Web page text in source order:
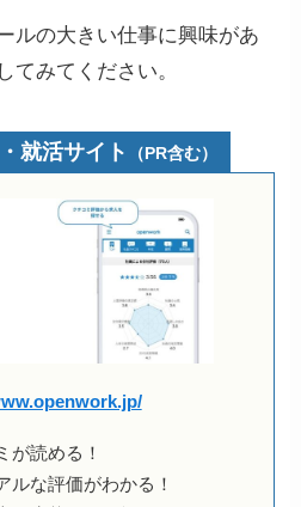
ルの大きい仕事に興味があ
てみてください。
就活サイト （PR含む）
が読める！
ルな評価がわかる！